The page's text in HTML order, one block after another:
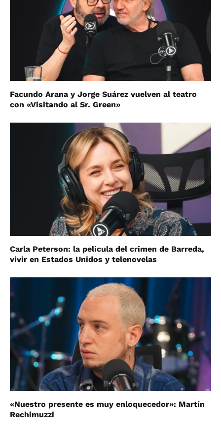
Facundo Arana y Jorge Suárez vuelven al teatro
con «Visitando al Sr. Green»
Carla Peterson: la película del crimen de Barreda,
vivir en Estados Unidos y telenovelas
«Nuestro presente es muy enloquecedor»: Martín
Rechimuzzi